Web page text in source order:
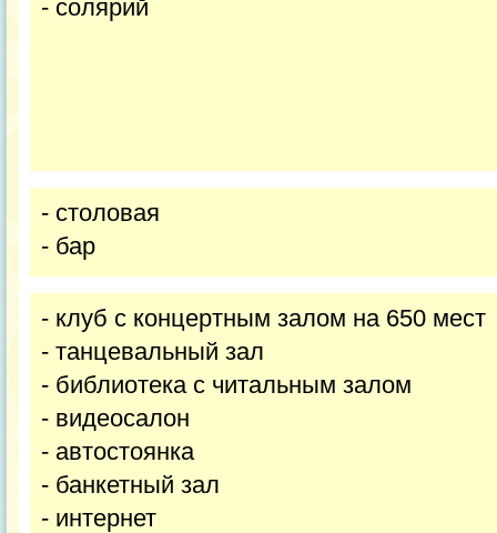
- солярий
- столовая
- бар
- клуб с концертным залом на 650 мест
- танцевальный зал
- библиотека с читальным залом
- видеосалон
- автостоянка
- банкетный зал
- интернет